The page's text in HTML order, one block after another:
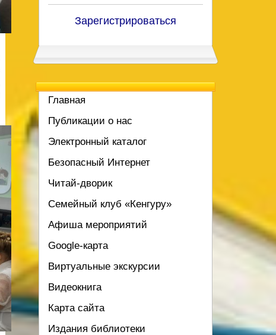
Зарегистрироваться
Главная
Публикации о нас
Электронный каталог
Безопасный Интернет
Читай-дворик
Семейный клуб «Кенгуру»
Афиша мероприятий
Google-карта
Виртуальные экскурсии
Видеокнига
Карта сайта
Издания библиотеки